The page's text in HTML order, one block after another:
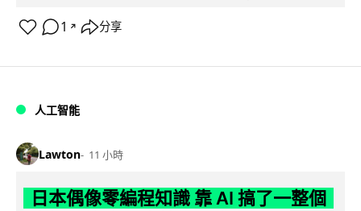
1 ↗ 分享
人工智能
Lawton 11 小時
日本偶像零編程知識 靠 AI 搞了一整個